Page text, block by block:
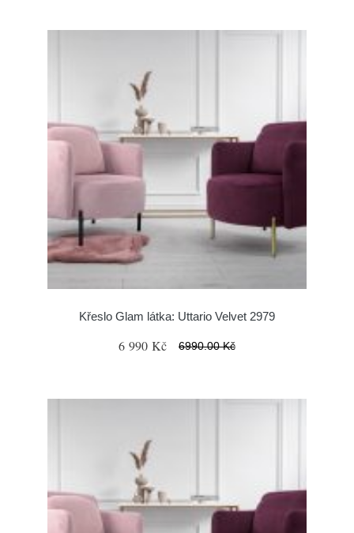
Křeslo Glam látka: Uttario Velvet 2979
6 990 Kč 6990.00 Kč